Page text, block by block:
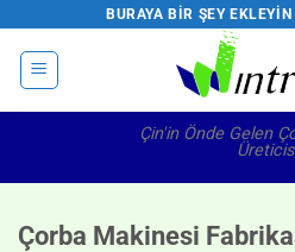
BURAYA BIR ŞEY
Çin'in Önde Gelen
Çorba Makinesi